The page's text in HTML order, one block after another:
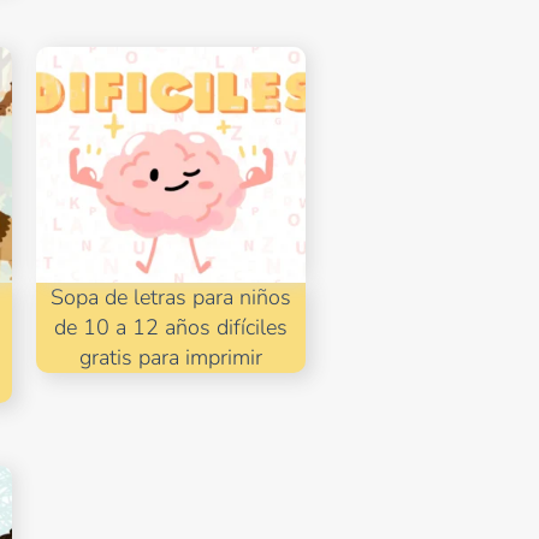
Sopa de letras para niños
de 10 a 12 años difíciles
gratis para imprimir